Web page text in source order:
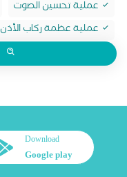
عملية تحسين الصوت
عملية عظمة ركاب الأذن
Download
Google play